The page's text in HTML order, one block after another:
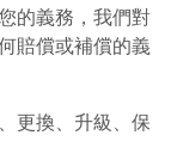
的義務，我們對
賠償或補償的義
更換、升級、保